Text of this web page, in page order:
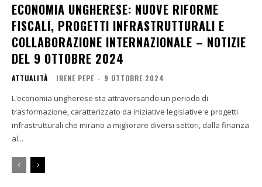
ECONOMIA UNGHERESE: NUOVE RIFORME
FISCALI, PROGETTI INFRASTRUTTURALI E
COLLABORAZIONE INTERNAZIONALE – NOTIZIE
DEL 9 OTTOBRE 2024
ATTUALITÀ IRENE PEPE - 9 OTTOBRE 2024
L'economia ungherese sta attraversando un periodo di
trasformazione, caratterizzato da iniziative legislative e progetti
infrastrutturali che mirano a migliorare diversi settori, dalla finanza
al...